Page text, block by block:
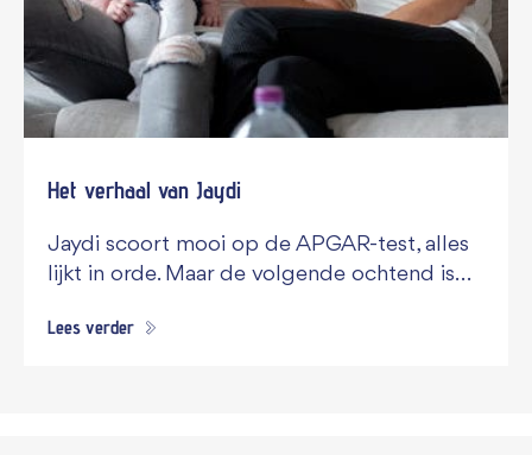
Het verhaal van Jaydi
Jaydi scoort mooi op de APGAR-test, alles
lijkt in orde. Maar de volgende ochtend is…
Lees verder